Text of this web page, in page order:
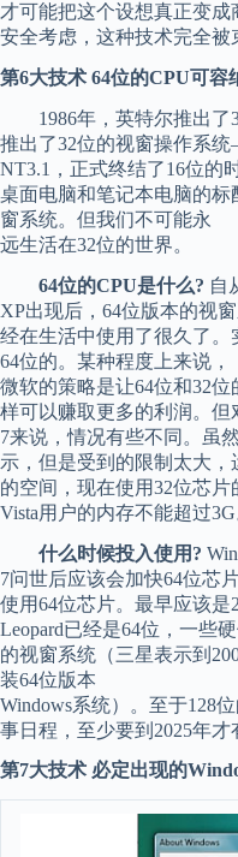
才可能把这个设想真正变
安全考虑，这种技术完全被
第6大技术 64位的CPU可容
1986年，英特尔推出了
推出了32位的视窗操作系
NT3.1，正式终结了16位的
桌面电脑和笔记本电脑的
窗系统。但我们不可能永
远生活在32位的世界。
64位的CPU是什么? 自
XP出现后，64位版本的视
经在生活中使用了很久了
64位的。某种程度上来说，
微软的策略是让64位和32
样可以赚取更多的利润。但
7来说，情况有些不同。虽
示，但是受到的限制太大
的空间，现在使用32位芯片
Vista用户的内存不能超过3G
什么时候投入使用?
7问世后应该会加快64位芯
使用64位芯片。最早应该是
Leopard已经是64位，一些
的视窗系统（三星表示到
装64位版本
Windows系统）。至于128
事日程，至少要到2025年才
第7大技术 必定出现的